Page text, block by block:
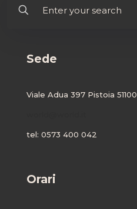
Sede
Viale Adua 397 Pistoia 51100
tel: 0573 400 042
Orari